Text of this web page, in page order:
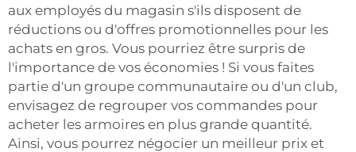
aux employés du magasin s'ils disposent de
réductions ou d'offres promotionnelles pour les
achats en gros. Vous pourriez être surpris de
l'importance de vos économies ! Si vous faites
partie d'un groupe communautaire ou d'un club,
envisagez de regrouper vos commandes pour
acheter les armoires en plus grande quantité.
Ainsi, vous pourrez négocier un meilleur prix et